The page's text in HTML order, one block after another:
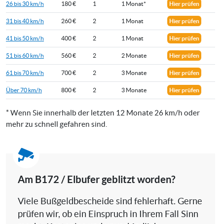
26 bis 30 km/h 180 € 1 1 Monat* Hier prüfen
31 bis 40 km/h 260 € 2 1 Monat Hier prüfen
41 bis 50 km/h 400 € 2 1 Monat Hier prüfen
51 bis 60 km/h 560 € 2 2 Monate Hier prüfen
61 bis 70 km/h 700 € 2 3 Monate Hier prüfen
Über 70 km/h 800 € 2 3 Monate Hier prüfen
* Wenn Sie innerhalb der letzten 12 Monate 26 km/h oder
mehr zu schnell gefahren sind.
Am B172 / Elbufer geblitzt worden?
Viele Bußgeldbescheide sind fehlerhaft. Gerne
prüfen wir, ob ein Einspruch in Ihrem Fall Sinn